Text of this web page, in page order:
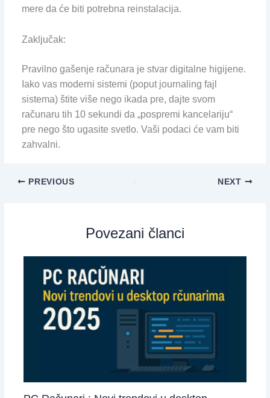
mere da će biti potrebna reinstalacija.
Zaključak:
Pravilno gašenje računara je stvar digitalne higijene.
Iako vas moderni sistemi (poput journaling fajl
sistema) štite više nego ikada pre, dajte svom
računaru tih 10 sekundi da „pospremi kancelariju“
pre nego što ugasite svetlo. Vaši podaci će vam biti
zahvalni.
PREVIOUS NEXT
Povezani članci